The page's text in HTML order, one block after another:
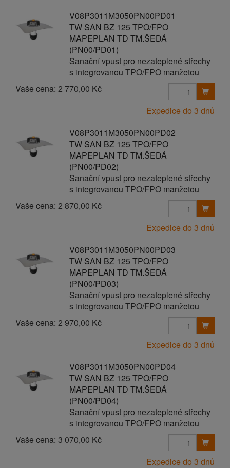
V08P3011M3050PN00PD01
TW SAN BZ 125 TPO/FPO
MAPEPLAN TD TM.ŠEDÁ
(PN00/PD01)
Sanační vpust pro nezateplené střechy
s integrovanou TPO/FPO manžetou
Vaše cena: 2 770,00 Kč
Expedice do 3 dnů
V08P3011M3050PN00PD02
TW SAN BZ 125 TPO/FPO
MAPEPLAN TD TM.ŠEDÁ
(PN00/PD02)
Sanační vpust pro nezateplené střechy
s integrovanou TPO/FPO manžetou
Vaše cena: 2 870,00 Kč
Expedice do 3 dnů
V08P3011M3050PN00PD03
TW SAN BZ 125 TPO/FPO
MAPEPLAN TD TM.ŠEDÁ
(PN00/PD03)
Sanační vpust pro nezateplené střechy
s integrovanou TPO/FPO manžetou
Vaše cena: 2 970,00 Kč
Expedice do 3 dnů
V08P3011M3050PN00PD04
TW SAN BZ 125 TPO/FPO
MAPEPLAN TD TM.ŠEDÁ
(PN00/PD04)
Sanační vpust pro nezateplené střechy
s integrovanou TPO/FPO manžetou
Vaše cena: 3 070,00 Kč
Expedice do 3 dnů